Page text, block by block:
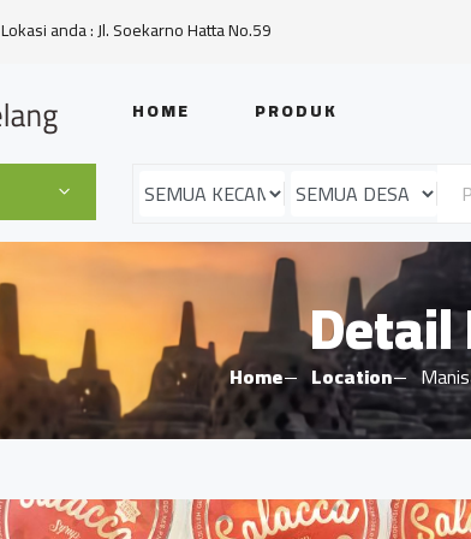
Lokasi anda : Jl. Soekarno Hatta No.59
HOME PRODUK
Home Location